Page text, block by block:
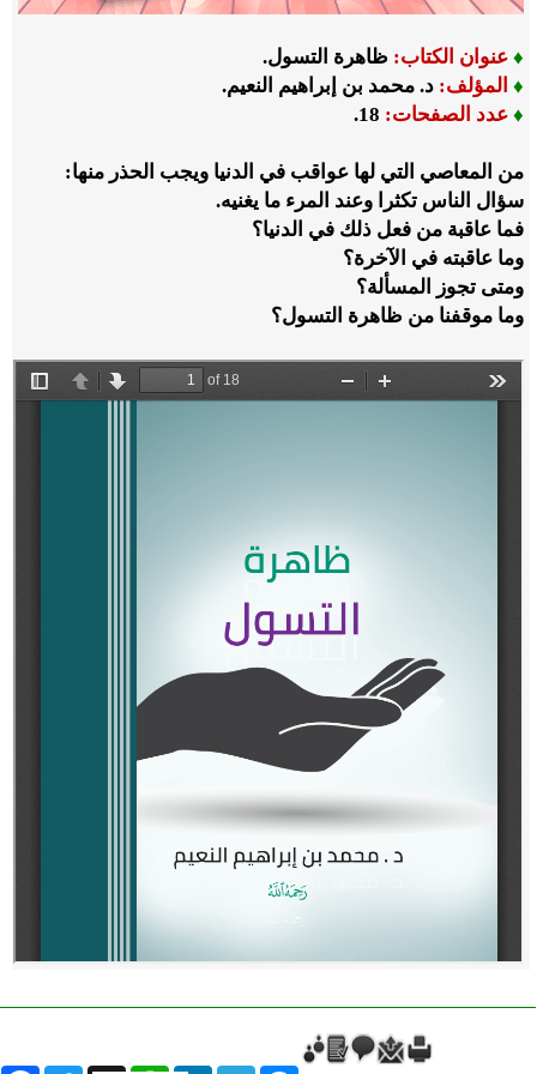
♦ عنوان الكتاب: ظاهرة التسول.
♦ المؤلف: د. محمد بن إبراهيم النعيم.
♦ عدد الصفحات:
من المعاصي التي لها عواقب في الدنيا ويجب الحذر منها:
سؤال الناس تكثرا وعند المرء ما يغنيه.
فما عاقبة من فعل ذلك في الدنيا؟
وما عاقبته في الآخرة؟
ومتى تجوز المسألة؟
وما موقفنا من ظاهرة التسول؟